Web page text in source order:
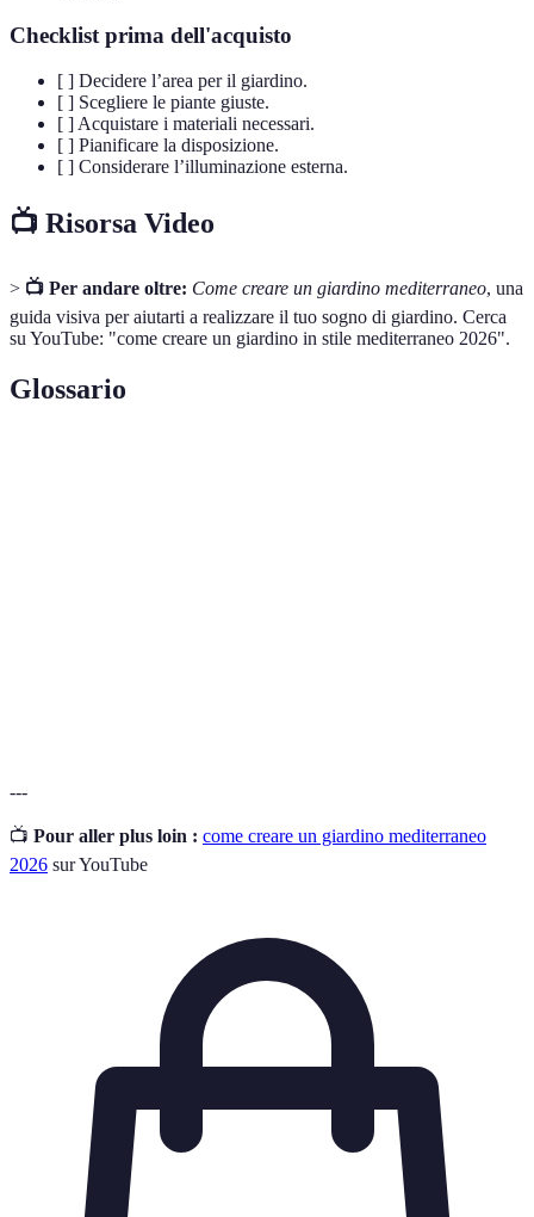
Checklist prima dell'acquisto
[ ] Decidere l’area per il giardino.
[ ] Scegliere le piante giuste.
[ ] Acquistare i materiali necessari.
[ ] Pianificare la disposizione.
[ ] Considerare l’illuminazione esterna.
📺 Risorsa Video
> 📺 Per andare oltre: Come creare un giardino mediterraneo, una
guida visiva per aiutarti a realizzare il tuo sogno di giardino. Cerca
su YouTube: "come creare un giardino in stile mediterraneo 2026".
Glossario
---
📺 Pour aller plus loin : come creare un giardino mediterraneo
2026 sur YouTube